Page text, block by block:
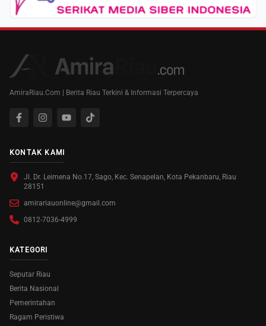
AmiraRiau.Com | Berita Riau Terkini & Informasi Terpercaya
KONTAK KAMI
Jl. Dr. Leimena No.17, Sago, Kec. Senapelan, Kota Pekanbaru, Riau
28151
amirariauonline@gmail.com
0812-7036-4999
KATEGORI
Seputar Riau
Berita Nasional
Pemerintahan
Ragam Peristiwa